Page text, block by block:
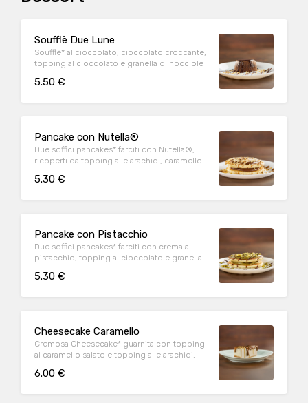
Soufflè Due Lune
Soufflé* al cioccolato, cioccolato croccante,
topping al cioccolato e granella di nocciole
5.50 €
Pancake con Nutella®
Due soffici pancakes* farciti con Nutella®,
ricoperti da topping alle arachidi, caramello
5.30 €
Pancake con Pistacchio
Due soffici pancakes* farciti con crema al
pistacchio, topping al cioccolato e granella
5.30 €
Cheesecake Caramello
Cremosa Cheesecake* guarnita con topping
al caramello salato e topping alle arachidi.
6.00 €